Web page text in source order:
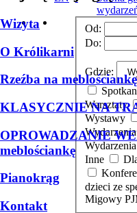
Wizyta
O Królikarni
Rzeźba na meblościankę
KLASYCZNIE NA
OPROWADZANIE
meblościankę
Pianokrąg
Kontakt
Od:
Do:
Gdzie:
Warsztaty
Wystawy
Inne
dzieci ze
Migowy